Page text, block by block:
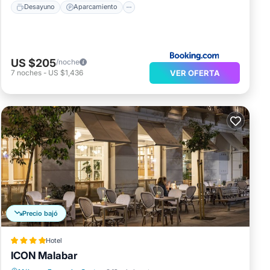
Desayuno Aparcamiento
US $205/noche
7 noches - US $1,436 VER OFERTA
Precio bajó
Hotel
ICON Malabar